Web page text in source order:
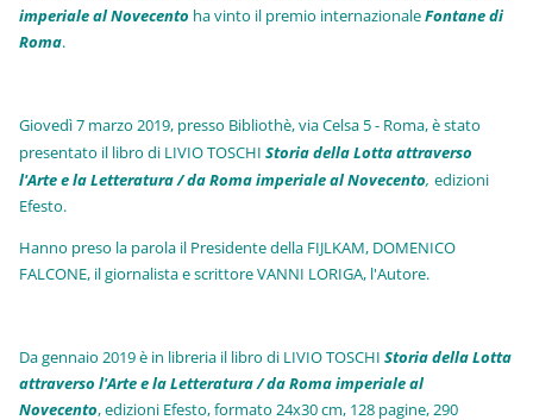
imperiale al Novecento ha vinto il premio internazionaleFontane di
Roma.
Giovedì 7 marzo 2019, presso Bibliothè, via Celsa 5 - Roma, è stato
presentato il libro di LIVIO TOSCHIStoria della Lotta attraverso
l'Arte e la Letteratura / da Roma imperiale al Novecento, edizioni
Efesto.
Hanno preso la parola il Presidente della FIJLKAM, DOMENICO
FALCONE, il giornalista e scrittore VANNI LORIGA, l'Autore.
Da gennaio 2019 è in libreria il libro di LIVIO TOSCHIStoria della Lotta
attraverso l'Arte e la Letteratura / da Roma imperiale al
Novecento, edizioni Efesto, formato 24x30 cm, 128 pagine, 290